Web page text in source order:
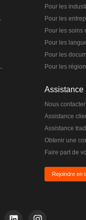
Pour les
Pour les
Pour les soins
Pour les
Pour les
Pour les
Assistance
Nous contacter
Assistance
Assistance
Rejoindre en